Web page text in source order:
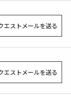
エストメールを送る
エストメールを送る